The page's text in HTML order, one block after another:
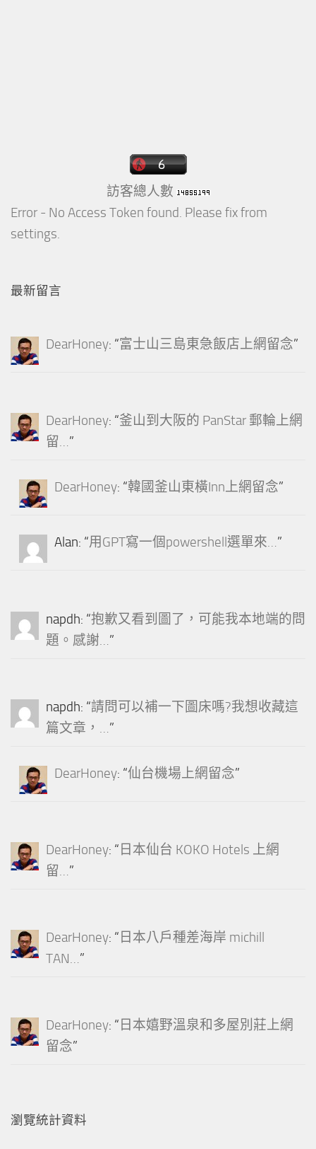
訪客總人數
Error - No Access Token found. Please fix from
settings.
最新留言
DearHoney: “富士山三島東急飯店上網留念”
DearHoney: “釜山到大阪的 PanStar 郵輪上網
留…”
DearHoney: “韓國釜山東橫Inn上網留念”
Alan: “用GPT寫一個powershell選單來…”
napdh: “抱歉又看到圖了，可能我本地端的問
題。感謝…”
napdh: “請問可以補一下圖床嗎?我想收藏這
篇文章，…”
DearHoney: “仙台機場上網留念”
DearHoney: “ 日本仙台 KOKO Hotels 上網
留…”
DearHoney: “ 日本八戶種差海岸 michill
TAN…”
DearHoney: “ 日本嬉野溫泉和多屋別莊上網
留念”
瀏覽統計資料